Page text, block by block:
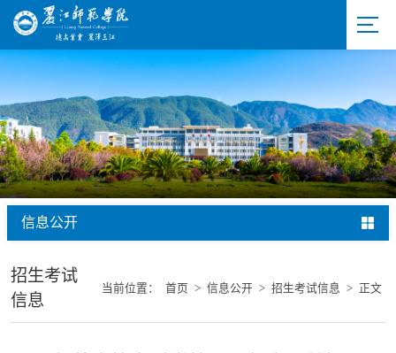
信息公开
招生考试
信息
当前位置： 首页 > 信息公开 > 招生考试信息 > 正文